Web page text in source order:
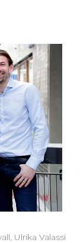
Ulrika Valassi